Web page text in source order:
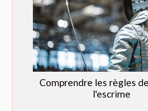
Comprendre les règles
l'escrime